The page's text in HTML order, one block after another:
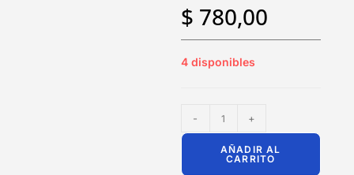
$ 780,00
4 disponibles
- +
AÑADIR AL
CARRITO